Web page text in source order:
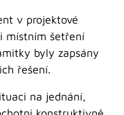
v projektové
místním šetření
byly zapsány
řešení.
na jednání,